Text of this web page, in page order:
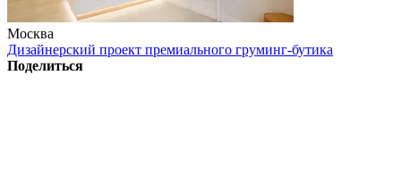
Москва
Дизайнерский проект премиального груминг-бутика
Поделиться